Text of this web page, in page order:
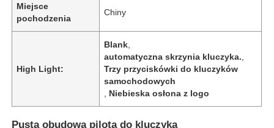
Miejsce
pochodzenia
Chiny
High Light:
Blank
automatyczna skrzynia kluczyka.
Trzy przyciskówki do kluczyków
samochodowych
Niebieska osłona z logo
Pusta obudowa pilota do kluczyka